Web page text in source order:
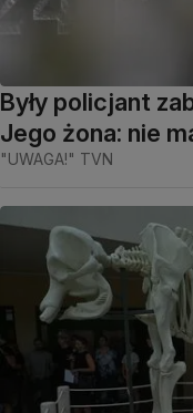
Były policjant
Jego żona: nie
"UWAGA!" TVN